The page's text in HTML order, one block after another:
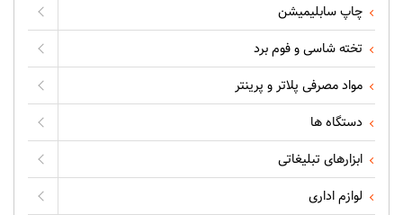
چاپ سابلیمیشن
تخته شاسی و فوم برد
مواد مصرفی پلاتر و پرینتر
دستگاه ها
ابزارهای تبلیغاتی
لوازم اداری